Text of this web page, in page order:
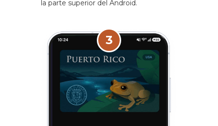
la parte superior del Android.
3